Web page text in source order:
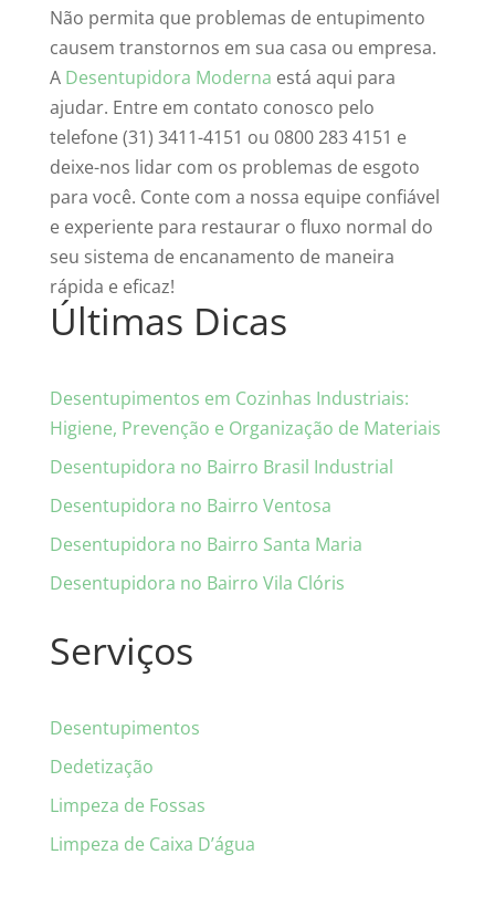
Não permita que problemas de entupimento
causem transtornos em sua casa ou empresa.
A Desentupidora Moderna está aqui para
ajudar. Entre em contato conosco pelo
telefone (31) 3411-4151 ou 0800 283 4151 e
deixe-nos lidar com os problemas de esgoto
para você. Conte com a nossa equipe confiável
e experiente para restaurar o fluxo normal do
seu sistema de encanamento de maneira
rápida e eficaz!
Últimas Dicas
Desentupimentos em Cozinhas Industriais:
Higiene, Prevenção e Organização de Materiais
Desentupidora no Bairro Brasil Industrial
Desentupidora no Bairro Ventosa
Desentupidora no Bairro Santa Maria
Desentupidora no Bairro Vila Clóris
Serviços
Desentupimentos
Dedetização
Limpeza de Fossas
Limpeza de Caixa D’água